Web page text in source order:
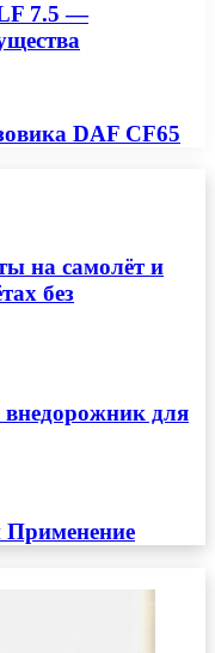
7.5 —
DAF CF65
на самолёт и
без
для
Применение